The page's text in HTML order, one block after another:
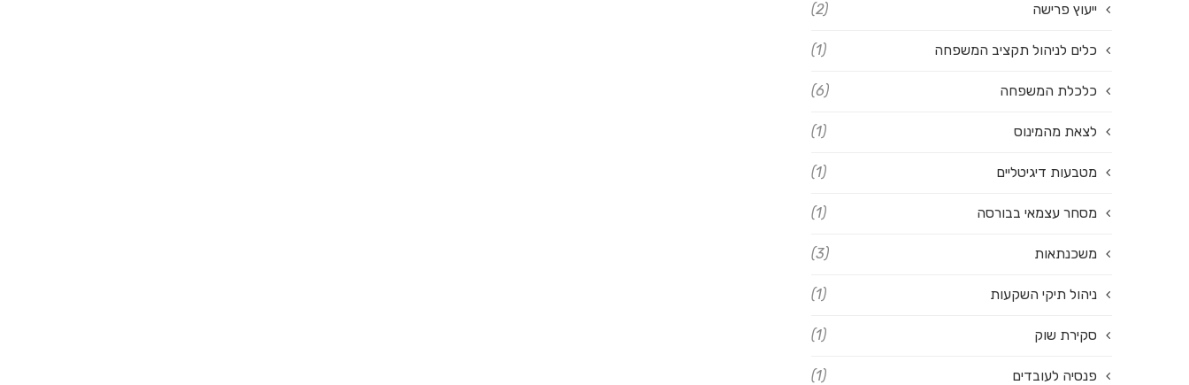
ייעוץ פרישה (2)
כלים לניהול תקציב המשפחה (1)
כלכלת המשפחה (6)
לצאת מהמינוס (1)
מטבעות דיגיטליים (1)
מסחר עצמאי בבורסה (1)
משכנתאות (3)
ניהול תיקי השקעות (1)
סקירת שוק (1)
פנסיה לעובדים (1)